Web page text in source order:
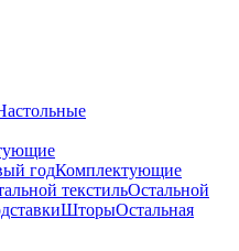
годКомплектующие
текстильОстальной
ШторыОстальная